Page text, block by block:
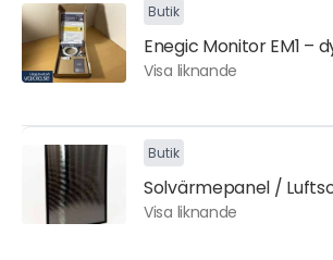
Butik
Enegic Monitor EM1 –
Visa liknande
Butik
Solvärmepanel /
Visa liknande